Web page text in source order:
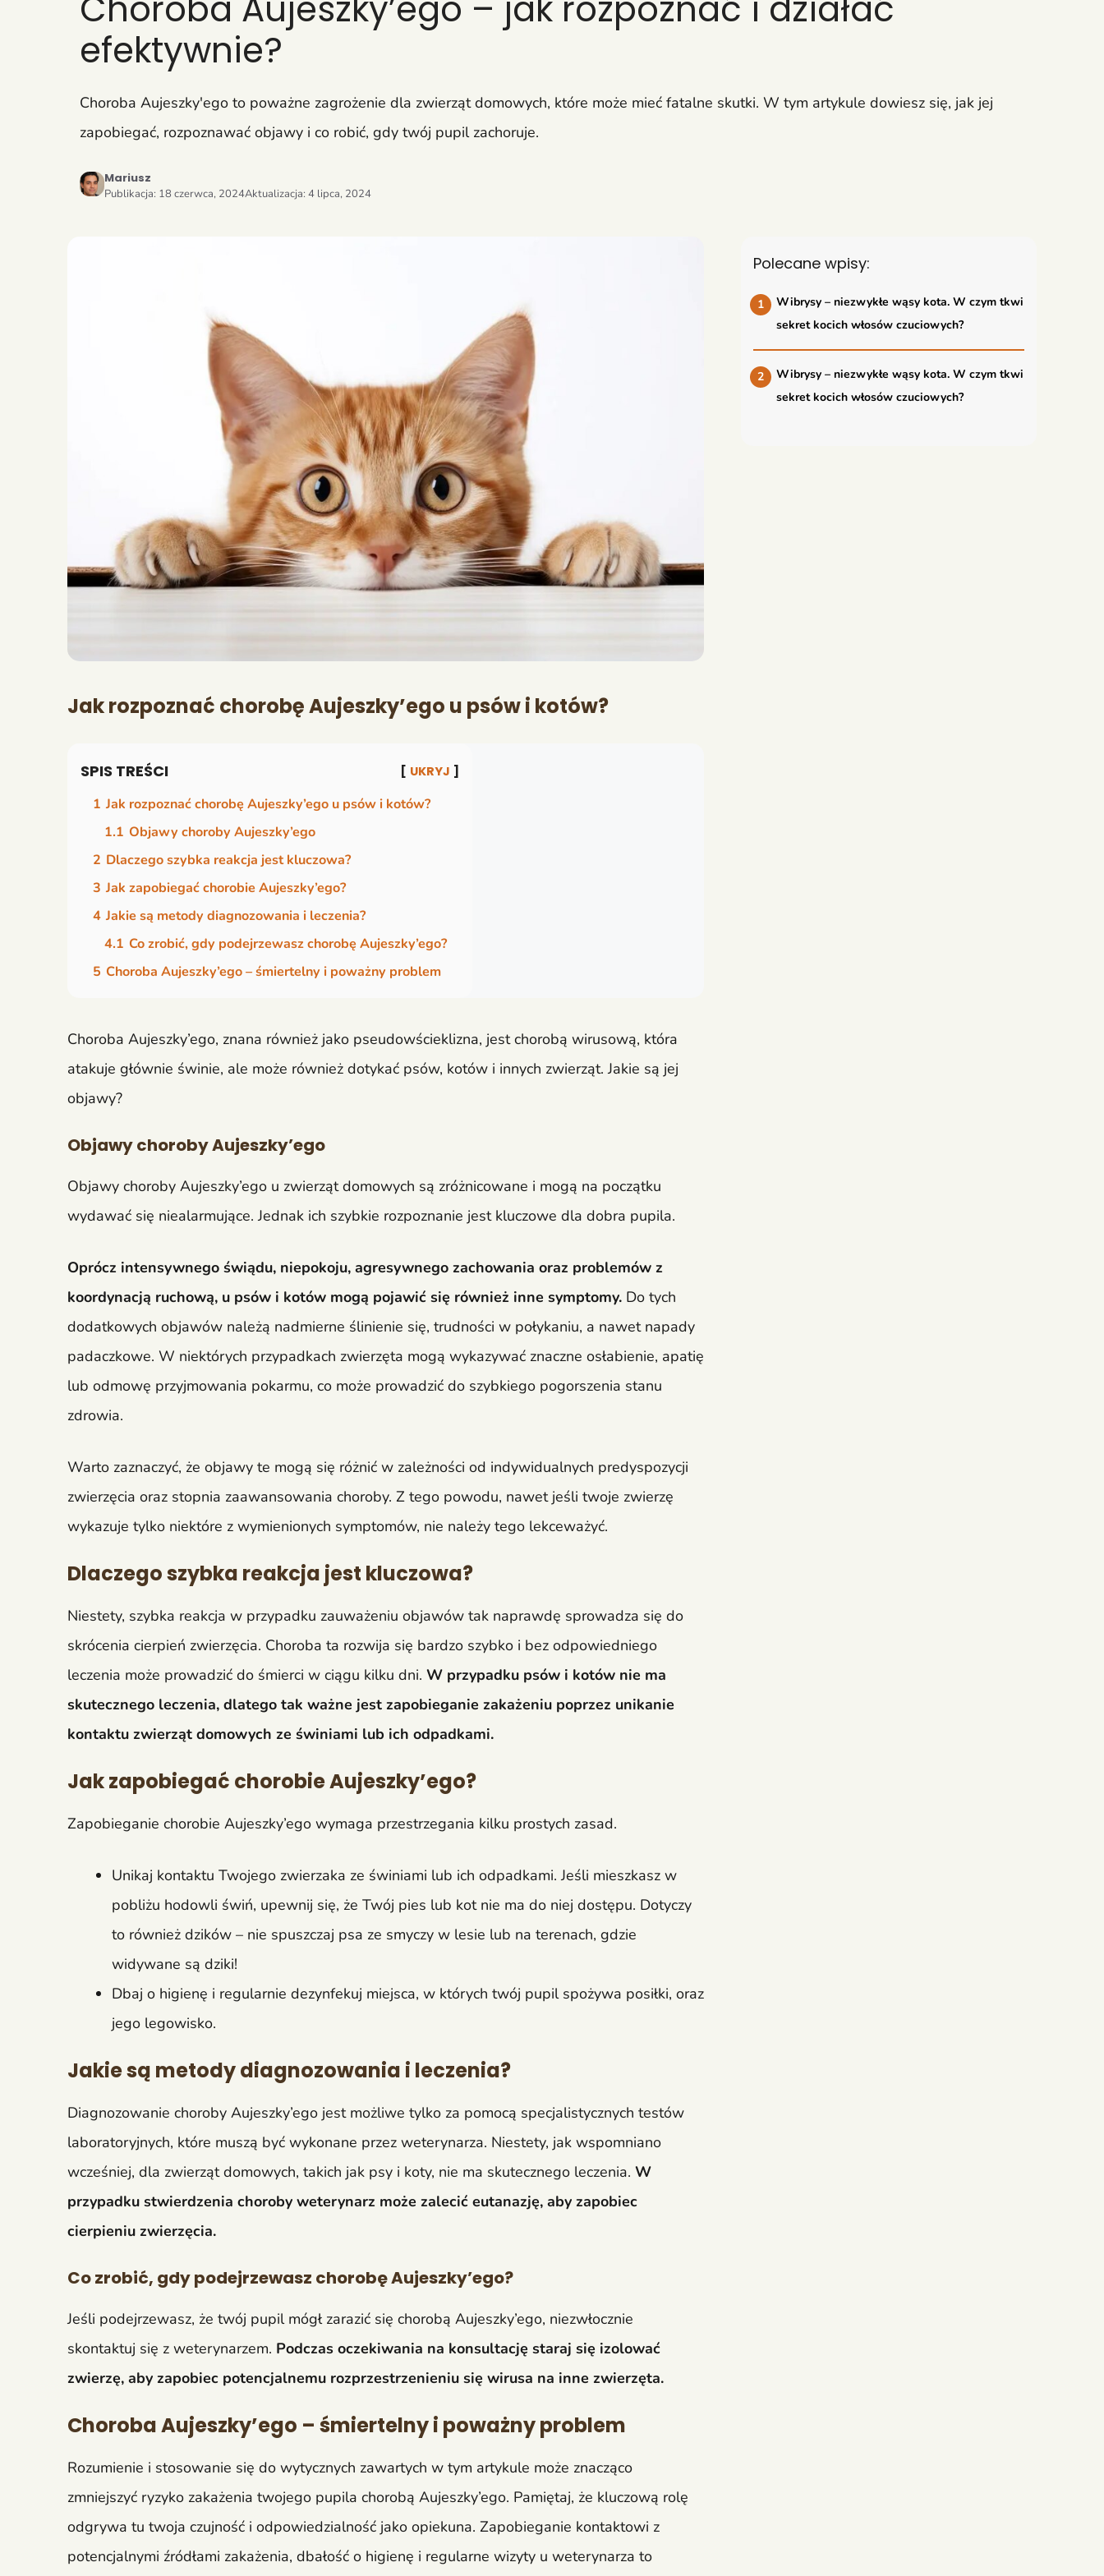
efektywnie?
Choroba Aujeszky'ego to poważne zagrożenie dla zwierząt domowych, które może mieć fatalne skutki. W tym artykule dowiesz się, jak jej
zapobiegać, rozpoznawać objawy i co robić, gdy twój pupil zachoruje.
Mariusz
Publikacja: 18 czerwca, 2024Aktualizacja: 4 lipca, 2024
Jak rozpoznać chorobę Aujeszky’ego u psów i kotów?
SPIS TREŚCI UKRYJ
1 Jak rozpoznać chorobę Aujeszky’ego u psów i kotów?
1.1 Objawy choroby Aujeszky’ego
2 Dlaczego szybka reakcja jest kluczowa?
3 Jak zapobiegać chorobie Aujeszky’ego?
4 Jakie są metody diagnozowania i leczenia?
4.1 Co zrobić, gdy podejrzewasz chorobę Aujeszky’ego?
5 Choroba Aujeszky’ego – śmiertelny i poważny problem
Choroba Aujeszky’ego, znana również jako pseudowścieklizna, jest chorobą wirusową, która
atakuje głównie świnie, ale może również dotykać psów, kotów i innych zwierząt. Jakie są jej
objawy?
Objawy choroby Aujeszky’ego
Objawy choroby Aujeszky’ego u zwierząt domowych są zróżnicowane i mogą na początku
wydawać się niealarmujące. Jednak ich szybkie rozpoznanie jest kluczowe dla dobra pupila.
Oprócz intensywnego świądu, niepokoju, agresywnego zachowania oraz problemów z
koordynacją ruchową, u psów i kotów mogą pojawić się również inne symptomy. Do tych
dodatkowych objawów należą nadmierne ślinienie się, trudności w połykaniu, a nawet napady
padaczkowe. W niektórych przypadkach zwierzęta mogą wykazywać znaczne osłabienie, apatię
lub odmowę przyjmowania pokarmu, co może prowadzić do szybkiego pogorszenia stanu
zdrowia.
Warto zaznaczyć, że objawy te mogą się różnić w zależności od indywidualnych predyspozycji
zwierzęcia oraz stopnia zaawansowania choroby. Z tego powodu, nawet jeśli twoje zwierzę
wykazuje tylko niektóre z wymienionych symptomów, nie należy tego lekceważyć.
Dlaczego szybka reakcja jest kluczowa?
Niestety, szybka reakcja w przypadku zauważeniu objawów tak naprawdę sprowadza się do
skrócenia cierpień zwierzęcia. Choroba ta rozwija się bardzo szybko i bez odpowiedniego
leczenia może prowadzić do śmierci w ciągu kilku dni. W przypadku psów i kotów nie ma
skutecznego leczenia, dlatego tak ważne jest zapobieganie zakażeniu poprzez unikanie
kontaktu zwierząt domowych ze świniami lub ich odpadkami.
Jak zapobiegać chorobie Aujeszky’ego?
Zapobieganie chorobie Aujeszky’ego wymaga przestrzegania kilku prostych zasad.
Unikaj kontaktu Twojego zwierzaka ze świniami lub ich odpadkami. Jeśli mieszkasz w
pobliżu hodowli świń, upewnij się, że Twój pies lub kot nie ma do niej dostępu. Dotyczy
to również dzików – nie spuszczaj psa ze smyczy w lesie lub na terenach, gdzie
widywane są dziki!
Dbaj o higienę i regularnie dezynfekuj miejsca, w których twój pupil spożywa posiłki, oraz
jego legowisko.
Jakie są metody diagnozowania i leczenia?
Diagnozowanie choroby Aujeszky’ego jest możliwe tylko za pomocą specjalistycznych testów
laboratoryjnych, które muszą być wykonane przez weterynarza. Niestety, jak wspomniano
wcześniej, dla zwierząt domowych, takich jak psy i koty, nie ma skutecznego leczenia. W
przypadku stwierdzenia choroby weterynarz może zalecić eutanazję, aby zapobiec
cierpieniu zwierzęcia.
Co zrobić, gdy podejrzewasz chorobę Aujeszky’ego?
Jeśli podejrzewasz, że twój pupil mógł zarazić się chorobą Aujeszky’ego, niezwłocznie
skontaktuj się z weterynarzem. Podczas oczekiwania na konsultację staraj się izolować
zwierzę, aby zapobiec potencjalnemu rozprzestrzenieniu się wirusa na inne zwierzęta.
Choroba Aujeszky’ego – śmiertelny i poważny problem
Rozumienie i stosowanie się do wytycznych zawartych w tym artykule może znacząco
zmniejszyć ryzyko zakażenia twojego pupila chorobą Aujeszky’ego. Pamiętaj, że kluczową rolę
odgrywa tu twoja czujność i odpowiedzialność jako opiekuna. Zapobieganie kontaktowi z
potencjalnymi źródłami zakażenia, dbałość o higienę i regularne wizyty u weterynarza to
Polecane wpisy:
Wibrysy – niezwykłe wąsy kota. W czym tkwi
sekret kocich włosów czuciowych?
Wibrysy – niezwykłe wąsy kota. W czym tkwi
sekret kocich włosów czuciowych?